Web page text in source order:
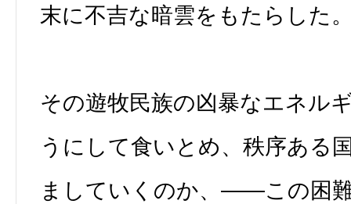
末に不吉な暗雲をもたらした
その遊牧民族の凶暴なエネル
うにして食いとめ、秩序ある
ましていくのか、――この困